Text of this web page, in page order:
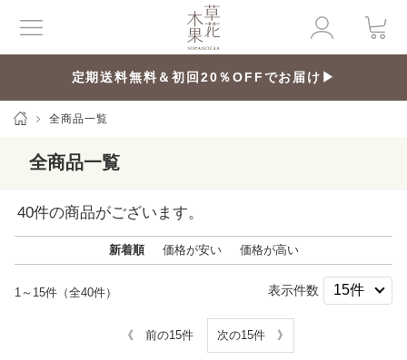
定期送料無料＆初回20％OFFでお届け▶
全商品一覧
全商品一覧
40件の商品がございます。
新着順 価格が安い 価格が高い
1～15件（全40件） 表示件数
《 前の15件 次の15件 》